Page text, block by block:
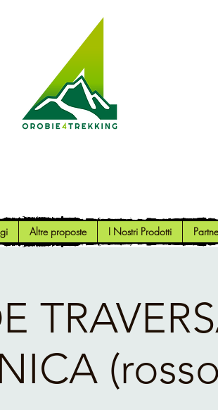
Altre proposte I Nostri Prodotti